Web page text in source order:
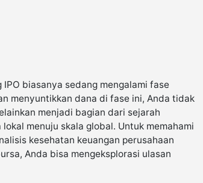
biasanya sedang mengalami fase
menyuntikkan dana di fase ini, Anda tidak
menjadi bagian dari sejarah
menuju skala global. Untuk memahami
kesehatan keuangan perusahaan
Anda bisa mengeksplorasi ulasan